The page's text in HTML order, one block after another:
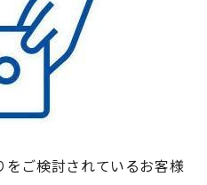
nattoku リノベ
ご検討されているお客様